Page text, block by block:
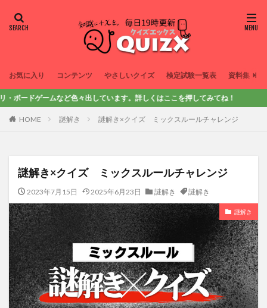
お気に入り コンテンツ やさしいクイズ 検定試験一覧表 資料集
います。詳しくはここを押してみてね！
HOME 謎解き 謎解き×クイズ ミックスルールチャレンジ
謎解き×クイズ ミックスルールチャレンジ
2023年7月15日 2025年6月23日 謎解き 謎解き
謎解き